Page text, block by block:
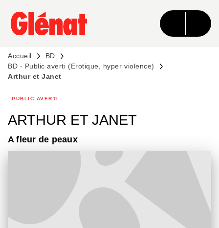
MENU RECHERCHE CONTENU
PIED DE PAGE
Accueil
BD
BD - Public averti (Erotique, hyper violence)
Arthur et Janet
PUBLIC AVERTI
ARTHUR ET JANET
A fleur de peaux